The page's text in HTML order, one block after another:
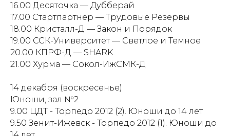
16.00 Десяточка — Дубберай
17.00 Стартпартнер — Трудовые Резервы
18.00 Кристалл-Д — Закон и Порядок
19.00 ССК-Университет — Светлое и Темное
20.00 КПРФ-Д — SHARK
21.00 Хурма — Сокол-ИжСМК-Д
14 декабря (воскресенье)
Юноши, зал №2
9.00 ЦДТ - Торпедо 2012 (2). Юноши до 14 лет
9.50 Зенит-Ижевск - Торпедо 2012 (1). Юноши до